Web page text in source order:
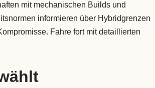
mit mechanischen Builds und
informieren über Hybridgrenzen
Fahre fort mit detaillierten